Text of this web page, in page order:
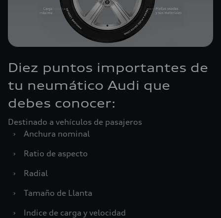
Diez puntos importantes de
tu neumático Audi que
debes conocer:
Destinado a vehículos de pasajeros
›
Anchura nominal
›
Ratio de aspecto
›
Radial
›
Tamaño de Llanta
›
Indice de carga y velocidad